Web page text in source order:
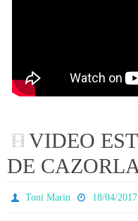
VIDEO
DE
Toni Marin 18/04/2017